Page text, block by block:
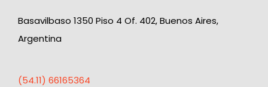
Basavilbaso 1350 Piso 4 Of. 402, Buenos Aires,
Argentina
(54.11) 66165364